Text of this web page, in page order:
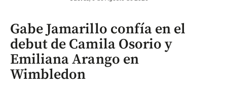
Gabe Jamarillo confía en el
debut de Camila Osorio y
Emiliana Arango en
Wimbledon